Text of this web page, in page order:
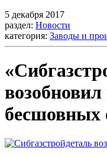
5 декабря 2017
раздел: Новости
категория: Заводы и
бесшовных